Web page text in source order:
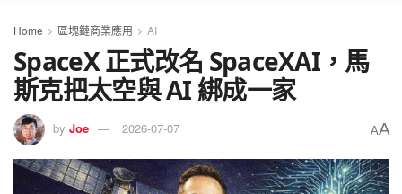
Home 區塊鏈商業應用 AI
SpaceX 正式改名 SpaceXAI，馬
斯克把太空與 AI 綁成一家
by Joe 2026-07-07 AA